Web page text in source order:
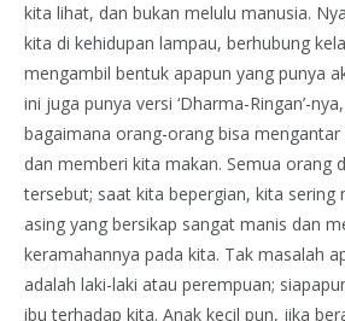
kita lihat, dan bukan melulu manusia.
kita di kehidupan lampau, berhubung
mengambil bentuk apapun yang punya
ini juga punya versi ‘Dharma-Ringan’-
bagaimana orang-orang bisa
dan memberi kita makan. Semua orang
tersebut; saat kita bepergian, kita sering
asing yang bersikap sangat manis dan
keramahannya pada kita. Tak masalah
adalah laki-laki atau perempuan;
ibu terhadap kita. Anak kecil pun, jika